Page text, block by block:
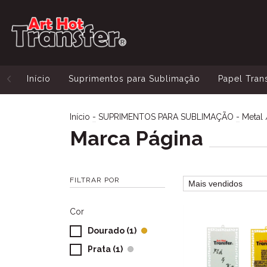
Início Suprimentos para Sublimação Papel
Início - SUPRIMENTOS PARA SUBLIMAÇÃO - Metal
Marca Página
FILTRAR POR
Cor
Dourado (1)
Prata (1)